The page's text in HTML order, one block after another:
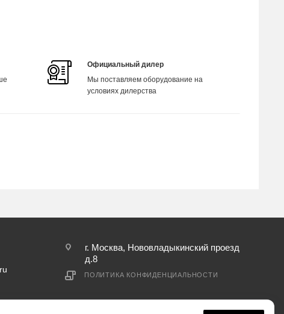
Официальный дилер
Мы поставляем оборудование на
условиях дилерства
г. Москва, Нововладыкинский проезд
д.8
ПОЛИТИКА КОНФИДЕНЦИАЛЬНОСТИ